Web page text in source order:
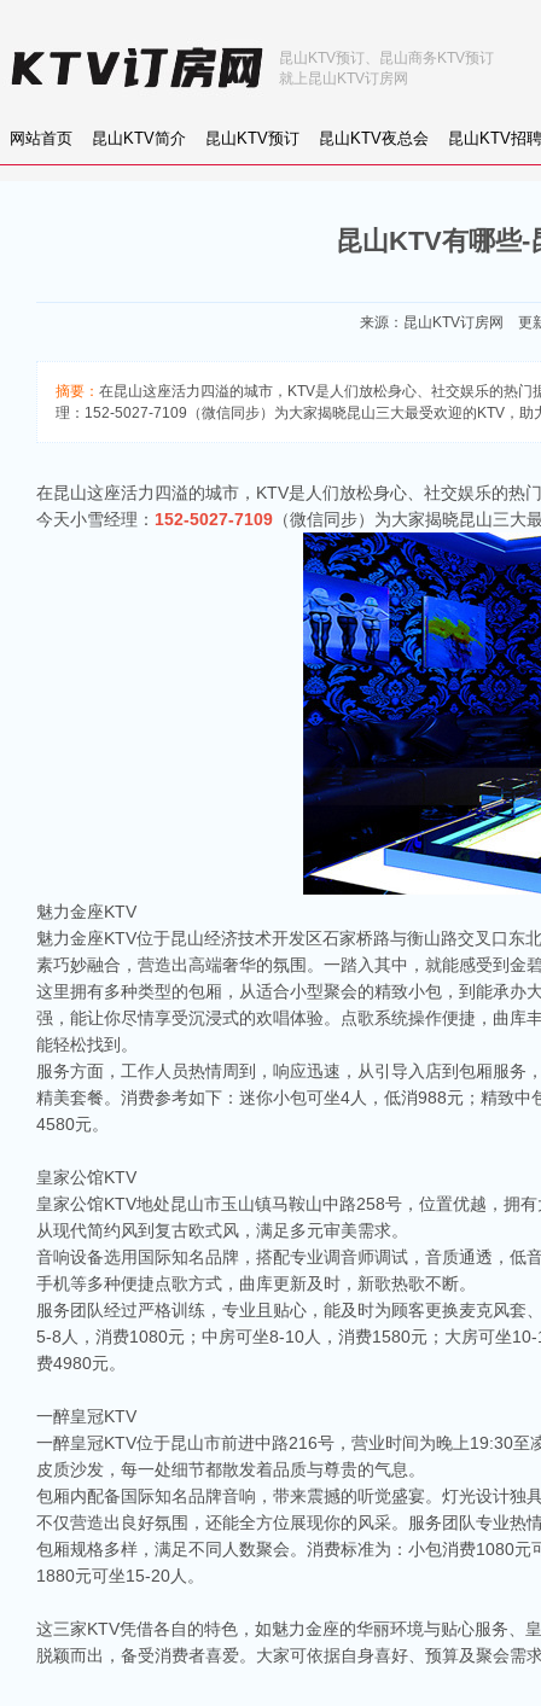
网站首页 昆山KTV简介 昆山KTV预订 昆山KTV夜总会 昆山KTV招聘
昆山KTV预订、昆山商务KTV预订
就上昆山KTV订房网
相关推荐
昆山ktv夜场哪里好玩-昆山八大便宜好玩的商务ktv会所排名
昆山天外天KTV以其优雅的环境和周到的服务著称。这里不仅拥有现代的音响设
响，给你带来无与伦比的视听享受。这里还提供多种酒水和小吃，确保你和朋友
昆山ktv哪个比较好-昆山八大比较好的ktv娱乐会所推荐
让我们一起来看看，昆山有哪些比较好的KTV娱乐会所，给你带来无与伦比的唱歌
昆山KTV有哪些-
来源： 昆山KTV订房网 更
摘要： 在昆山这座活力四溢的城市，KTV是人们放松身心、社交娱乐的热
理：152-5027-7109（微信同步）为大家揭晓昆山三大最受欢迎的KTV，助
在昆山这座活力四溢的城市，KTV是人们放松身心、社交娱乐的热
今天小雪经理： 152-5027-7109 （微信同步）为大家揭晓昆山三大
魅力金座KTV
魅力金座KTV位于昆山经济技术开发区石家桥路与衡山路交叉口
素巧妙融合，营造出高端奢华的氛围。一踏入其中，就能感受到金
这里拥有多种类型的包厢，从适合小型聚会的精致小包，到能承
强，能让你尽情享受沉浸式的欢唱体验。点歌系统操作便捷，曲
能轻松找到。
服务方面，工作人员热情周到，响应迅速，从引导入店到包厢服
精美套餐。消费参考如下：迷你小包可坐4人，低消988元；精致
4580元。
皇家公馆KTV
皇家公馆KTV地处昆山市玉山镇马鞍山中路258号，位置优越，拥
从现代简约风到复古欧式风，满足多元审美需求。
音响设备选用国际知名品牌，搭配专业调音师调试，音质通透，
手机等多种便捷点歌方式，曲库更新及时，新歌热歌不断。
服务团队经过严格训练，专业且贴心，能及时为顾客更换麦克风
5-8人，消费1080元；中房可坐8-10人，消费1580元；大房可坐
费4980元。
一醉皇冠KTV
一醉皇冠KTV位于昆山市前进中路216号，营业时间为晚上19:30
皮质沙发，每一处细节都散发着品质与尊贵的气息。
包厢内配备国际知名品牌音响，带来震撼的听觉盛宴。灯光设计
不仅营造出良好氛围，还能全方位展现你的风采。服务团队专业
包厢规格多样，满足不同人数聚会。消费标准为：小包消费1080
1880元可坐15-20人。
这三家KTV凭借各自的特色，如魅力金座的华丽环境与贴心服务、
脱颖而出，备受消费者喜爱。大家可依据自身喜好、预算及聚会需